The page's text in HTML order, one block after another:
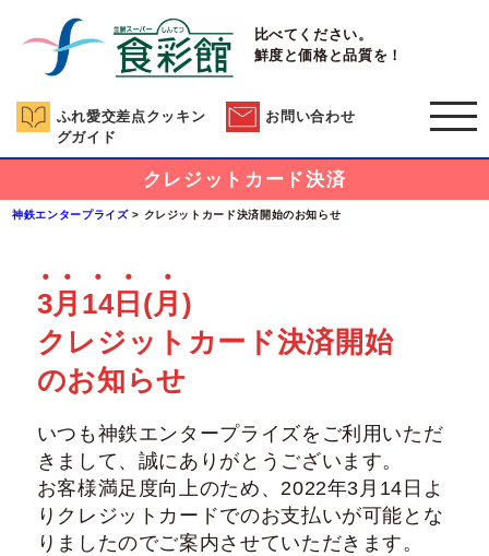
比べてください。
鮮度と価格と品質を！
お問い合わせ
ふれ愛交差点クッキン
グガイド
クレジットカード決済
神鉄エンタープライズ> クレジットカード決済開始のお知らせ
3月 14日 (月)
クレジットカード決済開始
のお知らせ
いつも神鉄エンタープライズをご利用いただ
きまして、誠にありがとうございます。
お客様満足度向上のため、2022年3月14日よ
りクレジットカードでのお支払いが可能とな
りましたのでご案内させていただきます。